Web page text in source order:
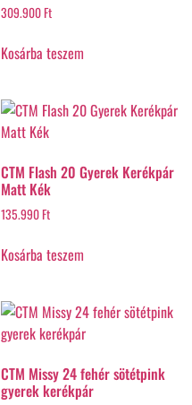
309.900Ft
Kosárba teszem
CTM Flash 20 Gyerek Kerékpár
Matt Kék
135.990Ft
Kosárba teszem
CTM Missy 24 fehér sötétpink
gyerek kerékpár